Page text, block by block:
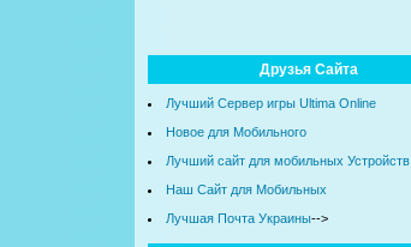
Друзья Сайта
Лучший Сервер игры Ultima Online
Новое для Мобильного
Лучший сайт для мобильных Устройств
Наш Сайт для Мобильных
Лучшая Почта Украины-->